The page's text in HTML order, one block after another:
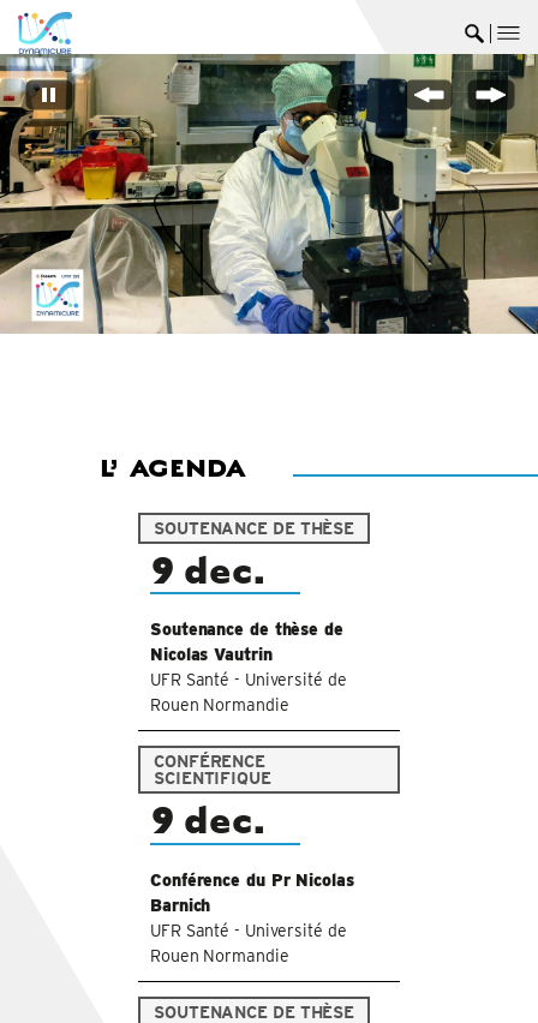
Ouvrir
L’ AGENDA
SOUTENANCE DE THÈSE
9 dec.
Soutenance de thèse de
Nicolas Vautrin
UFR Santé - Université de
Rouen Normandie
CONFÉRENCE
SCIENTIFIQUE
9 dec.
Conférence du Pr Nicolas
Barnich
UFR Santé - Université de
Rouen Normandie
SOUTENANCE DE THÈSE